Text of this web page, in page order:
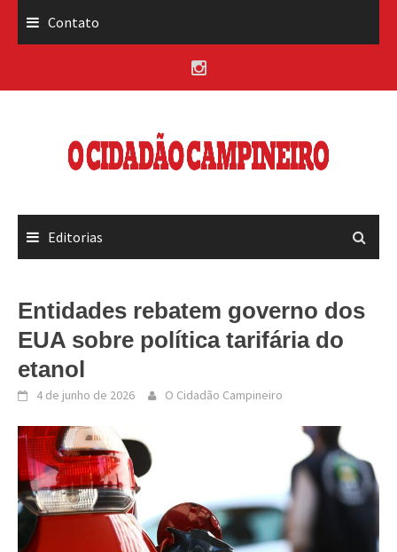
Contato
Editorias
Entidades rebatem governo dos
EUA sobre política tarifária do
etanol
4 de junho de 2026 O Cidadão Campineiro